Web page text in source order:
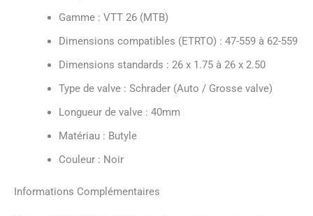
Gamme : VTT 26 (MTB)
Dimensions compatibles (ETRTO) : 47-559 à 62-559
Dimensions standards : 26 x 1.75 à 26 x 2.50
Type de valve : Schrader (Auto / Grosse valve)
Longueur de valve : 40mm
Matériau : Butyle
Couleur : Noir
Informations Complémentaires